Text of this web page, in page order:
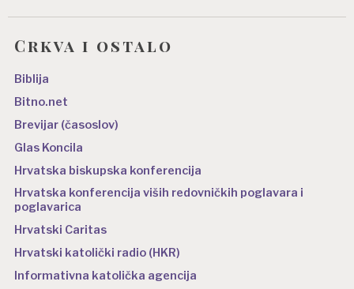
Crkva i ostalo
Biblija
Bitno.net
Brevijar (časoslov)
Glas Koncila
Hrvatska biskupska konferencija
Hrvatska konferencija viših redovničkih poglavara i
poglavarica
Hrvatski Caritas
Hrvatski katolički radio (HKR)
Informativna katolička agencija